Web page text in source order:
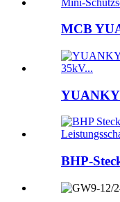
MCB
YUANKY
BHP-